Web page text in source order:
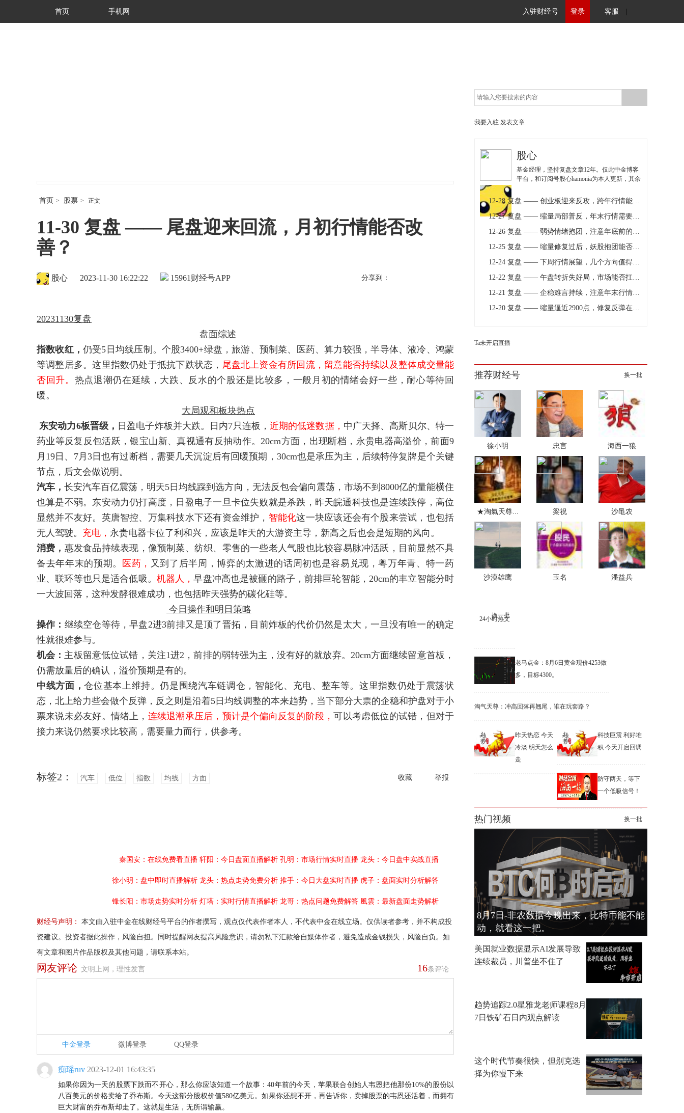
首页 手机网 入驻财经号 登录 客服
首页 > 股票 > 正文
11-30 复盘 —— 尾盘迎来回流，月初行情能否改
善？
财经号APP
股心 2023-11-30 16:22:22 15961 分享到：
20231130复盘
盘面综述
指数收红，仍受5日均线压制。个股3400+绿盘，旅游、预制菜、医药、算力较强，半导体、液冷、鸿蒙
等调整居多。这里指数仍处于抵抗下跌状态， 尾盘北上资金有所回流，留意能否持续以及整体成交量能
否回升。 热点退潮仍在延续，大跌、反水的个股还是比较多，一般月初的情绪会好一些，耐心等待回
暖。
大局观和板块热点
东安动力6板晋级， 日盈电子炸板并大跌。日内7只连板， 近期的低迷数据， 中广天择、高斯贝尔、特一
药业等反复反包活跃，银宝山新、真视通有反抽动作。20cm方面，出现断档，永贵电器高溢价，前面9
月19日、7月3日也有过断档，需要几天沉淀后有回暖预期，30cm也是承压为主，后续特停复牌是个关键
节点，后文会做说明。
汽车，长安汽车百亿震荡，明天5日均线踩到选方向，无法反包会偏向震荡，市场不到8000亿的量能横住
也算是不弱。东安动力仍打高度，日盈电子一旦卡位失败就是杀跌，昨天皖通科技也是连续跌停，高位
显然并不友好。英唐智控、万集科技水下还有资金维护， 智能化这一块应该还会有个股来尝试，也包括
无人驾驶。 充电， 永贵电器卡位了利和兴，应该是昨天的大游资主导，新高之后也会是短期的风向。
消费， 惠发食品持续表现，像预制菜、纺织、零售的一些老人气股也比较容易脉冲活跃，目前显然不具
备去年年末的预期。
医药， 又到了后半周，博弈的太激进的话周初也是容易兑现，粤万年青、特一药
业、联环等也只是适合低吸。 机器人，早盘冲高也是被砸的路子，前排巨轮智能，20cm的丰立智能分时
一大波回落，这种发酵很难成功，也包括昨天强势的碳化硅等。
今日操作和明日策略
操作： 继续空仓等待，早盘2进3前排又是顶了晋拓，目前炸板的代价仍然是太大，一旦没有唯一的确定
性就很难参与。
机会： 主板留意低位试错，关注1进2，前排的弱转强为主，没有好的就放弃。20cm方面继续留意首板，
仍需放量后的确认，溢价预期是有的。
中线方面，仓位基本上维持。仍是围绕汽车链调仓，智能化、充电、整车等。这里指数仍处于震荡状
态，北上给力些会做个反弹，反之则是沿着5日均线调整的本来趋势，当下部分大票的企稳和护盘对于小
票来说未必友好。情绪上， 连续退潮承压后，预计是个偏向反复的阶段，可以考虑低位的试错，但对于
接力来说仍然要求比较高，需要量力而行，供参考。
收藏 举报
标签2： 汽车 低位 指数 均线 方面
秦国安：在线免费看直播 轩阳：今日盘面直播解析 孔明：市场行情实时直播 龙头：今日盘中实战直播
徐小明：盘中即时直播解析 龙头：热点走势免费分析 推手：今日大盘实时直播 虎子：盘面实时分析解答
锋长阳：市场走势实时分析 灯塔：实时行情直播解析 龙哥：热点问题免费解答 風雲：最新盘面走势解析
财经号声明：
本文由入驻中金在线财经号平台的作者撰写，观点仅代表作者本人，不代表中金在线立场。仅供读者参考，并不构成投
资建议。投资者据此操作，风险自担。同时提醒网友提高风险意识，请勿私下汇款给自媒体作者，避免造成金钱损失，风险自负。如
有文章和图片作品版权及其他问题，请联系本站。
16条评论
网友评论 文明上网，理性发言
中金登录 微博登录 QQ登录
痴瑶ruv 2023-12-01 16:43:35
如果你因为一天的股票下跌而不开心，那么你应该知道一个故事：40年前的今天，苹果联合创始人韦恩把他那份10%的股份以
八百美元的价格卖给了乔布斯。今天这部分股权价值580亿美元。如果你还想不开，再告诉你，卖掉股票的韦恩还活着，而拥有
巨大财富的乔布斯却走了。这就是生活，无所谓输赢。
我要入驻 发表文章
股心
基金经理，坚持复盘文章12年。仅此中金博客
平台，和订阅号股心hamonia为本人更新，其余
12-28 复盘 —— 创业板迎来反攻，跨年行情能否开启
12-27 复盘 —— 缩量局部普反，年末行情需要注意
12-26 复盘 —— 弱势情绪抱团，注意年底前的大分歧
12-25 复盘 —— 缩量修复过后，妖股抱团能否持续
12-24 复盘 —— 下周行情展望，几个方向值得关注
12-22 复盘 —— 午盘转折失好局，市场能否扛住压力
12-21 复盘 —— 企稳难言持续，注意年末行情的反复
12-20 复盘 —— 缩量逼近2900点，修复反弹在临近
Ta未开启直播
推荐财经号 换一批
徐小明 忠言 海西一狼
★淘氣天尊... 梁祝 沙黾农
沙漠雄鹰 玉名 潘益兵
24小时热文
换一批
老马点金：8月6日黄金现价4253做
多，目标4300。
淘气天尊：冲高回落再翘尾，谁在玩套路？
昨天热恋 今天
冷淡 明天怎么
走
科技巨震 利好堆
积 今天开启回调
防守两天，等下
一个低吸信号！
热门视频 换一批
8月7日-非农数据今晚出来，比特币能不能
动，就看这一把。
美国就业数据显示AI发展导致
连续裁员，川普坐不住了
趋势追踪2.0星雅龙老师课程8月
7日铁矿石日内观点解读
这个时代节奏很快，但别克选
择为你慢下来